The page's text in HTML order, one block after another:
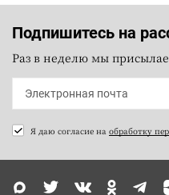
Подпишитесь на
Раз в неделю мы
Я даю согласие на обработку